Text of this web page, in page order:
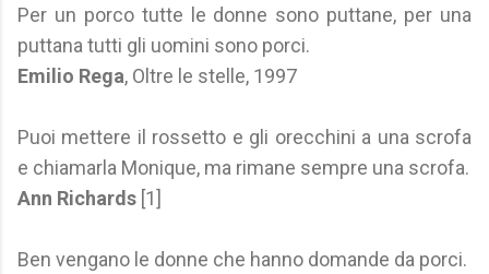
Per un porco tutte le donne sono puttane, per una
puttana tutti gli uomini sono porci.
Emilio Rega, Oltre le stelle, 1997
Puoi mettere il rossetto e gli orecchini a una scrofa
e chiamarla Monique, ma rimane sempre una scrofa.
Ann Richards [1]
Ben vengano le donne che hanno domande da porci.